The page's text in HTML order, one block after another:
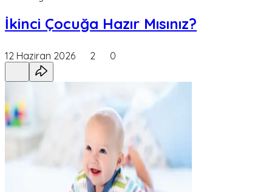
İkinci Çocuğa Hazır Mısınız?
12 Haziran 2026 2 0